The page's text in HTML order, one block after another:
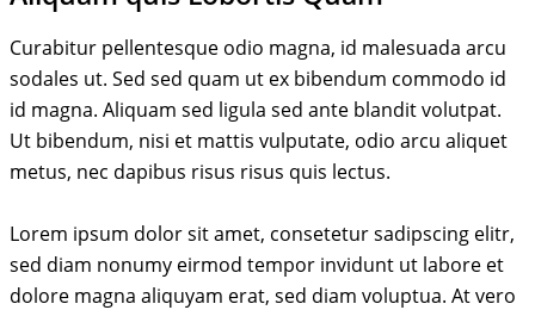
Curabitur pellentesque odio magna, id malesuada arcu
sodales ut. Sed sed quam ut ex bibendum commodo id
id magna. Aliquam sed ligula sed ante blandit volutpat.
Ut bibendum, nisi et mattis vulputate, odio arcu aliquet
metus, nec dapibus risus risus quis lectus.
Lorem ipsum dolor sit amet, consetetur sadipscing elitr,
sed diam nonumy eirmod tempor invidunt ut labore et
dolore magna aliquyam erat, sed diam voluptua. At vero